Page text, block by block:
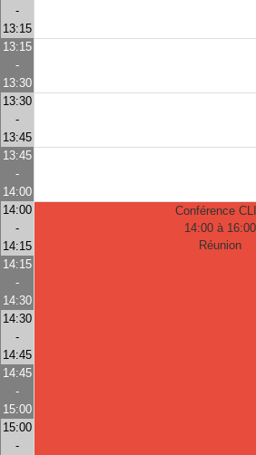
-
13:15
13:15
-
13:30
13:30
-
13:45
13:45
-
14:00
14:00
-
14:15
Conférence
14:00 à 16:00
Réunion
14:15
-
14:30
14:30
-
14:45
14:45
-
15:00
15:00
-